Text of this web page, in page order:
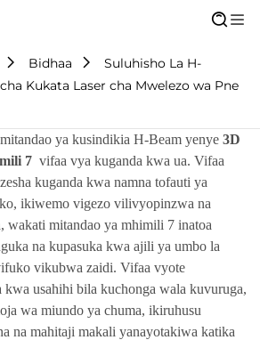
Bidhaa
Suluhisho La H-
Kukata Laser cha Mwelezo wa Pne
ya kusindikia H-Beam yenye 3D
7 vifaa vya kuganda kwa ua. Vifaa
kuganda kwa namna tofauti ya
ikiwemo vigezo vilivyopinzwa na
wakati mitandao ya mhimili 7 inatoa
na kupasuka kwa ajili ya umbo la
vikubwa zaidi. Vifaa vyote
kwa usahihi bila kuchonga wala kuvuruga,
wa miundo ya chuma, ikiruhusu
na mahitaji makali yanayotakiwa katika